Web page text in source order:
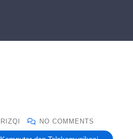
RIZQI NO COMMENTS